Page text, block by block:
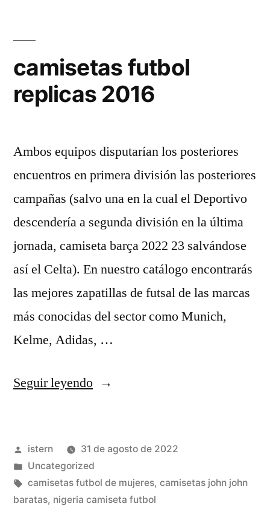
camisetas futbol
replicas 2016
Ambos equipos disputarían los posteriores
encuentros en primera división las posteriores
campañas (salvo una en la cual el Deportivo
descendería a segunda división en la última
jornada, camiseta barça 2022 23 salvándose
así el Celta). En nuestro catálogo encontrarás
las mejores zapatillas de futsal de las marcas
más conocidas del sector como Munich,
Kelme, Adidas, …
Seguir leyendo«camisetas
2016»
Publicado
por
istern
31 de agosto de 2022
Publicado
en
Uncategorized
Etiquetas:
camisetas futbol de mujeres, camisetas john john
baratas, nigeria camiseta futbol